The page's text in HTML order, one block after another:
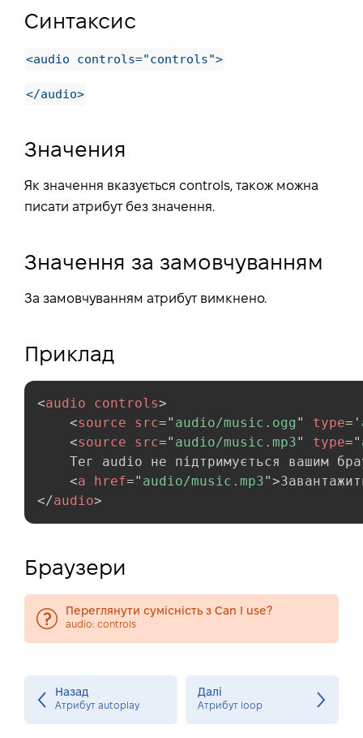
Синтаксис
<audio controls="controls">
</audio>
Значения
Як значення вказується controls, також можна
писати атрибут без значення.
Значення за замовчуванням
За замовчуванням атрибут вимкнено.
Приклад
<audio controls>
<source src=" audio/music.ogg " type= '
<source src=" audio/music.mp3" type="
Тег audio не підтримується вашим
<a href=" audio/music.mp3">
</audio>
Браузери
Переглянути сумісність з Can I use?
audio: controls
Назад
Атрибут autoplay
Далі
Атрибут loop